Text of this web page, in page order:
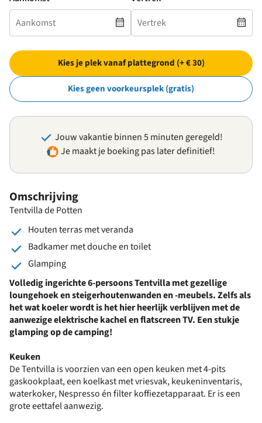
Omschrijving
Tentvilla de Potten
Houten terras met veranda
Badkamer met douche en toilet
Glamping
Volledig ingerichte 6-persoons Tentvilla met gezellige
loungehoek en steigerhoutenwanden en -meubels. Zelfs als
het wat koeler wordt is het hier heerlijk verblijven met de
aanwezige elektrische kachel en flatscreen TV. Een stukje
glamping op de camping!
Keuken
De Tentvilla is voorzien van een open keuken met 4-pits
gaskookplaat, een koelkast met vriesvak, keukeninventaris,
waterkoker, Nespresso én filter koffiezetapparaat. Er is een
grote eettafel aanwezig.
Kies je plek vanaf plattegrond (+ € 30)
Kies geen voorkeursplek (gratis)
Jouw vakantie binnen 5 minuten geregeld!
Je maakt je boeking pas later definitief!